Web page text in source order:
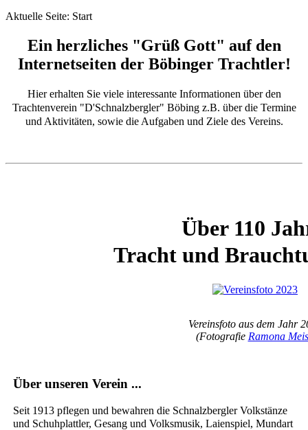
Aktuelle Seite: Start
Ein herzliches "Grüß Gott" auf den
Internetseiten der Böbinger Trachtler!
Hier erhalten Sie viele interessante Informationen über den
Trachtenverein "D'Schnalzbergler" Böbing z.B. über die Termine
und Aktivitäten, sowie die Aufgaben und Ziele des Vereins.
Über 110
Tracht und
Vereinsfoto aus dem Jahr
(Fotografie Ramona
Über unseren Verein ...
Seit 1913 pflegen und bewahren die Schnalzbergler Volkstänze
und Schuhplattler, Gesang und Volksmusik, Laienspiel, Mundart